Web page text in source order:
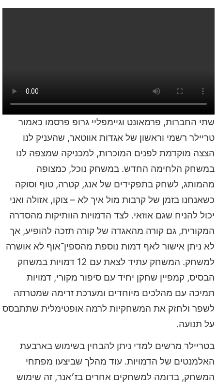
שתי החברות, פרמאונט וגיימפליי גרופ פרסמו כאמור
טריילר רשמי וראשון של אגדות אווטאר, שהעניק לנו
הצצה מוקדמת לפנים המוכרות, למכניקה שמצפה לנו
במשחק הלחימה החדש. במשחק נוכל, כמצופה
מהמותג, לשחק בתפקידים של אנג, קטרה, טוף וסוקה
כשאנחנו בזמן של קרבות מול איך לא – צוקו, אזולה ואני
יכול להניח שגם אוזאי. לצד הדמויות הוותיקות מהסדרה
המקורית, גם קורה מהאגדה של קורה תזכה להופיע, אך
לא ניתן אישור לאף דמות נוספת מהספין־אוף לא אושרה
למשחק. המשחק עתיד לצאת עם 12 דמויות במשחק
הבסיס, קמפיין שחקן יחיד עם סיפור מקורי, דמויות
תמיכה עם מהלכים מיוחדים ומערכת זרימה שמטרתה
לשפר ולחזק את המשחקיות לרמה אופטימלית שתתבסס
על תנועה.
בטריילר מרשים למדי ניתן להבחין בשימוש בארבעת
האלמנטים של הדמויות. עוד מהלך שביצעו מפתחי
המשחק, בדומה למשחקים אחרים בז׳אנר, זה שימוש